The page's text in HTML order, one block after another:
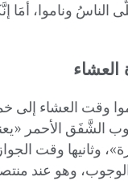
وناموا، أمَا
وقت العشاء إلى
الشَّفَق الأحمر
وثانيها وقت
الوجوب، وهو عند